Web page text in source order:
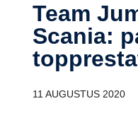
Team Jumbo-Visma en
Scania:
11 AUGUSTUS 2020